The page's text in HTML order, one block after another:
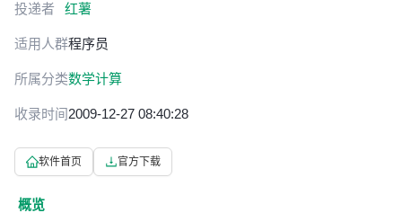
投递者 红薯
适用人群程序员
所属分类数学计算
收录时间2009-12-27 08:40:28
软件首页 官方下载
概览